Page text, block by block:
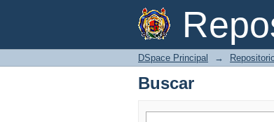
Buscar
DSpace Principal →
Buscar